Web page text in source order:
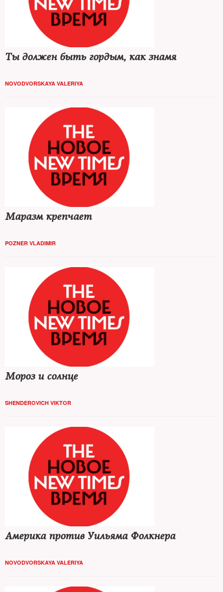
Ты должен быть гордым, как знамя
NOVODVORSKAYA VALERIYA
Маразм крепчает
POZNER VLADIMIR
Мороз и солнце
SHENDEROVICH VIKTOR
Америка против Уильяма Фолкнера
NOVODVORSKAYA VALERIYA